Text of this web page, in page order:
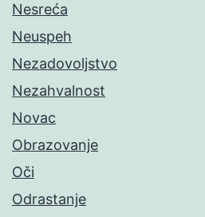
Nesreća
Neuspeh
Nezadovoljstvo
Nezahvalnost
Novac
Obrazovanje
Oči
Odrastanje